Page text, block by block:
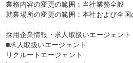
業務内容の変更の範囲：当社業務全般
就業場所の変更の範囲：本社および全
採用企業情報・求人取扱いエージェント
■求人取扱いエージェント
リクルートエージェント